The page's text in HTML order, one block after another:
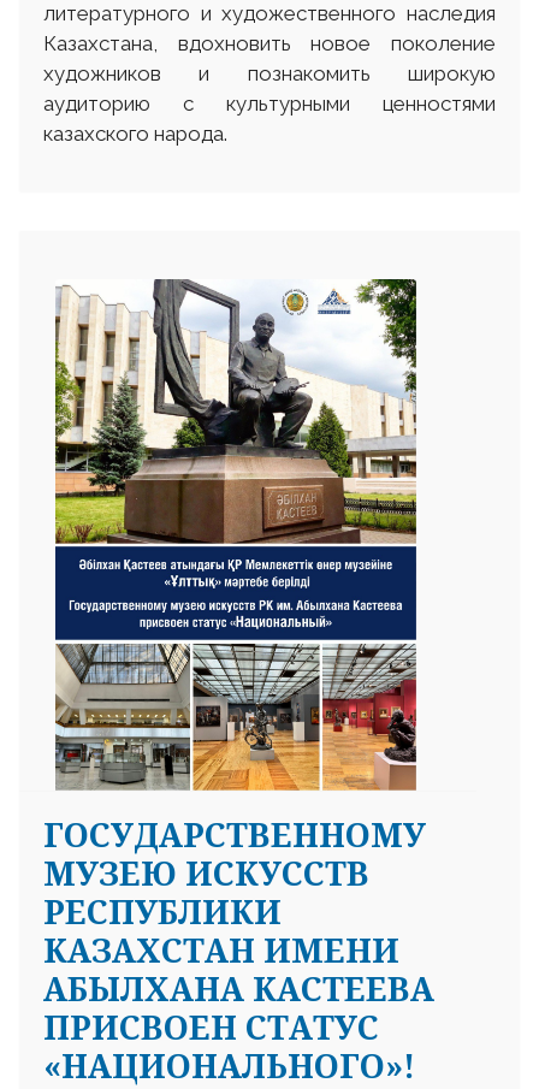
литературного и художественного наследия
Казахстана, вдохновить новое поколение
художников и познакомить широкую
аудиторию с культурными ценностями
казахского народа.
ГОСУДАРСТВЕННОМУ
МУЗЕЮ ИСКУССТВ
РЕСПУБЛИКИ
КАЗАХСТАН ИМЕНИ
АБЫЛХАНА КАСТЕЕВА
ПРИСВОЕН СТАТУС
«НАЦИОНАЛЬНОГО»!